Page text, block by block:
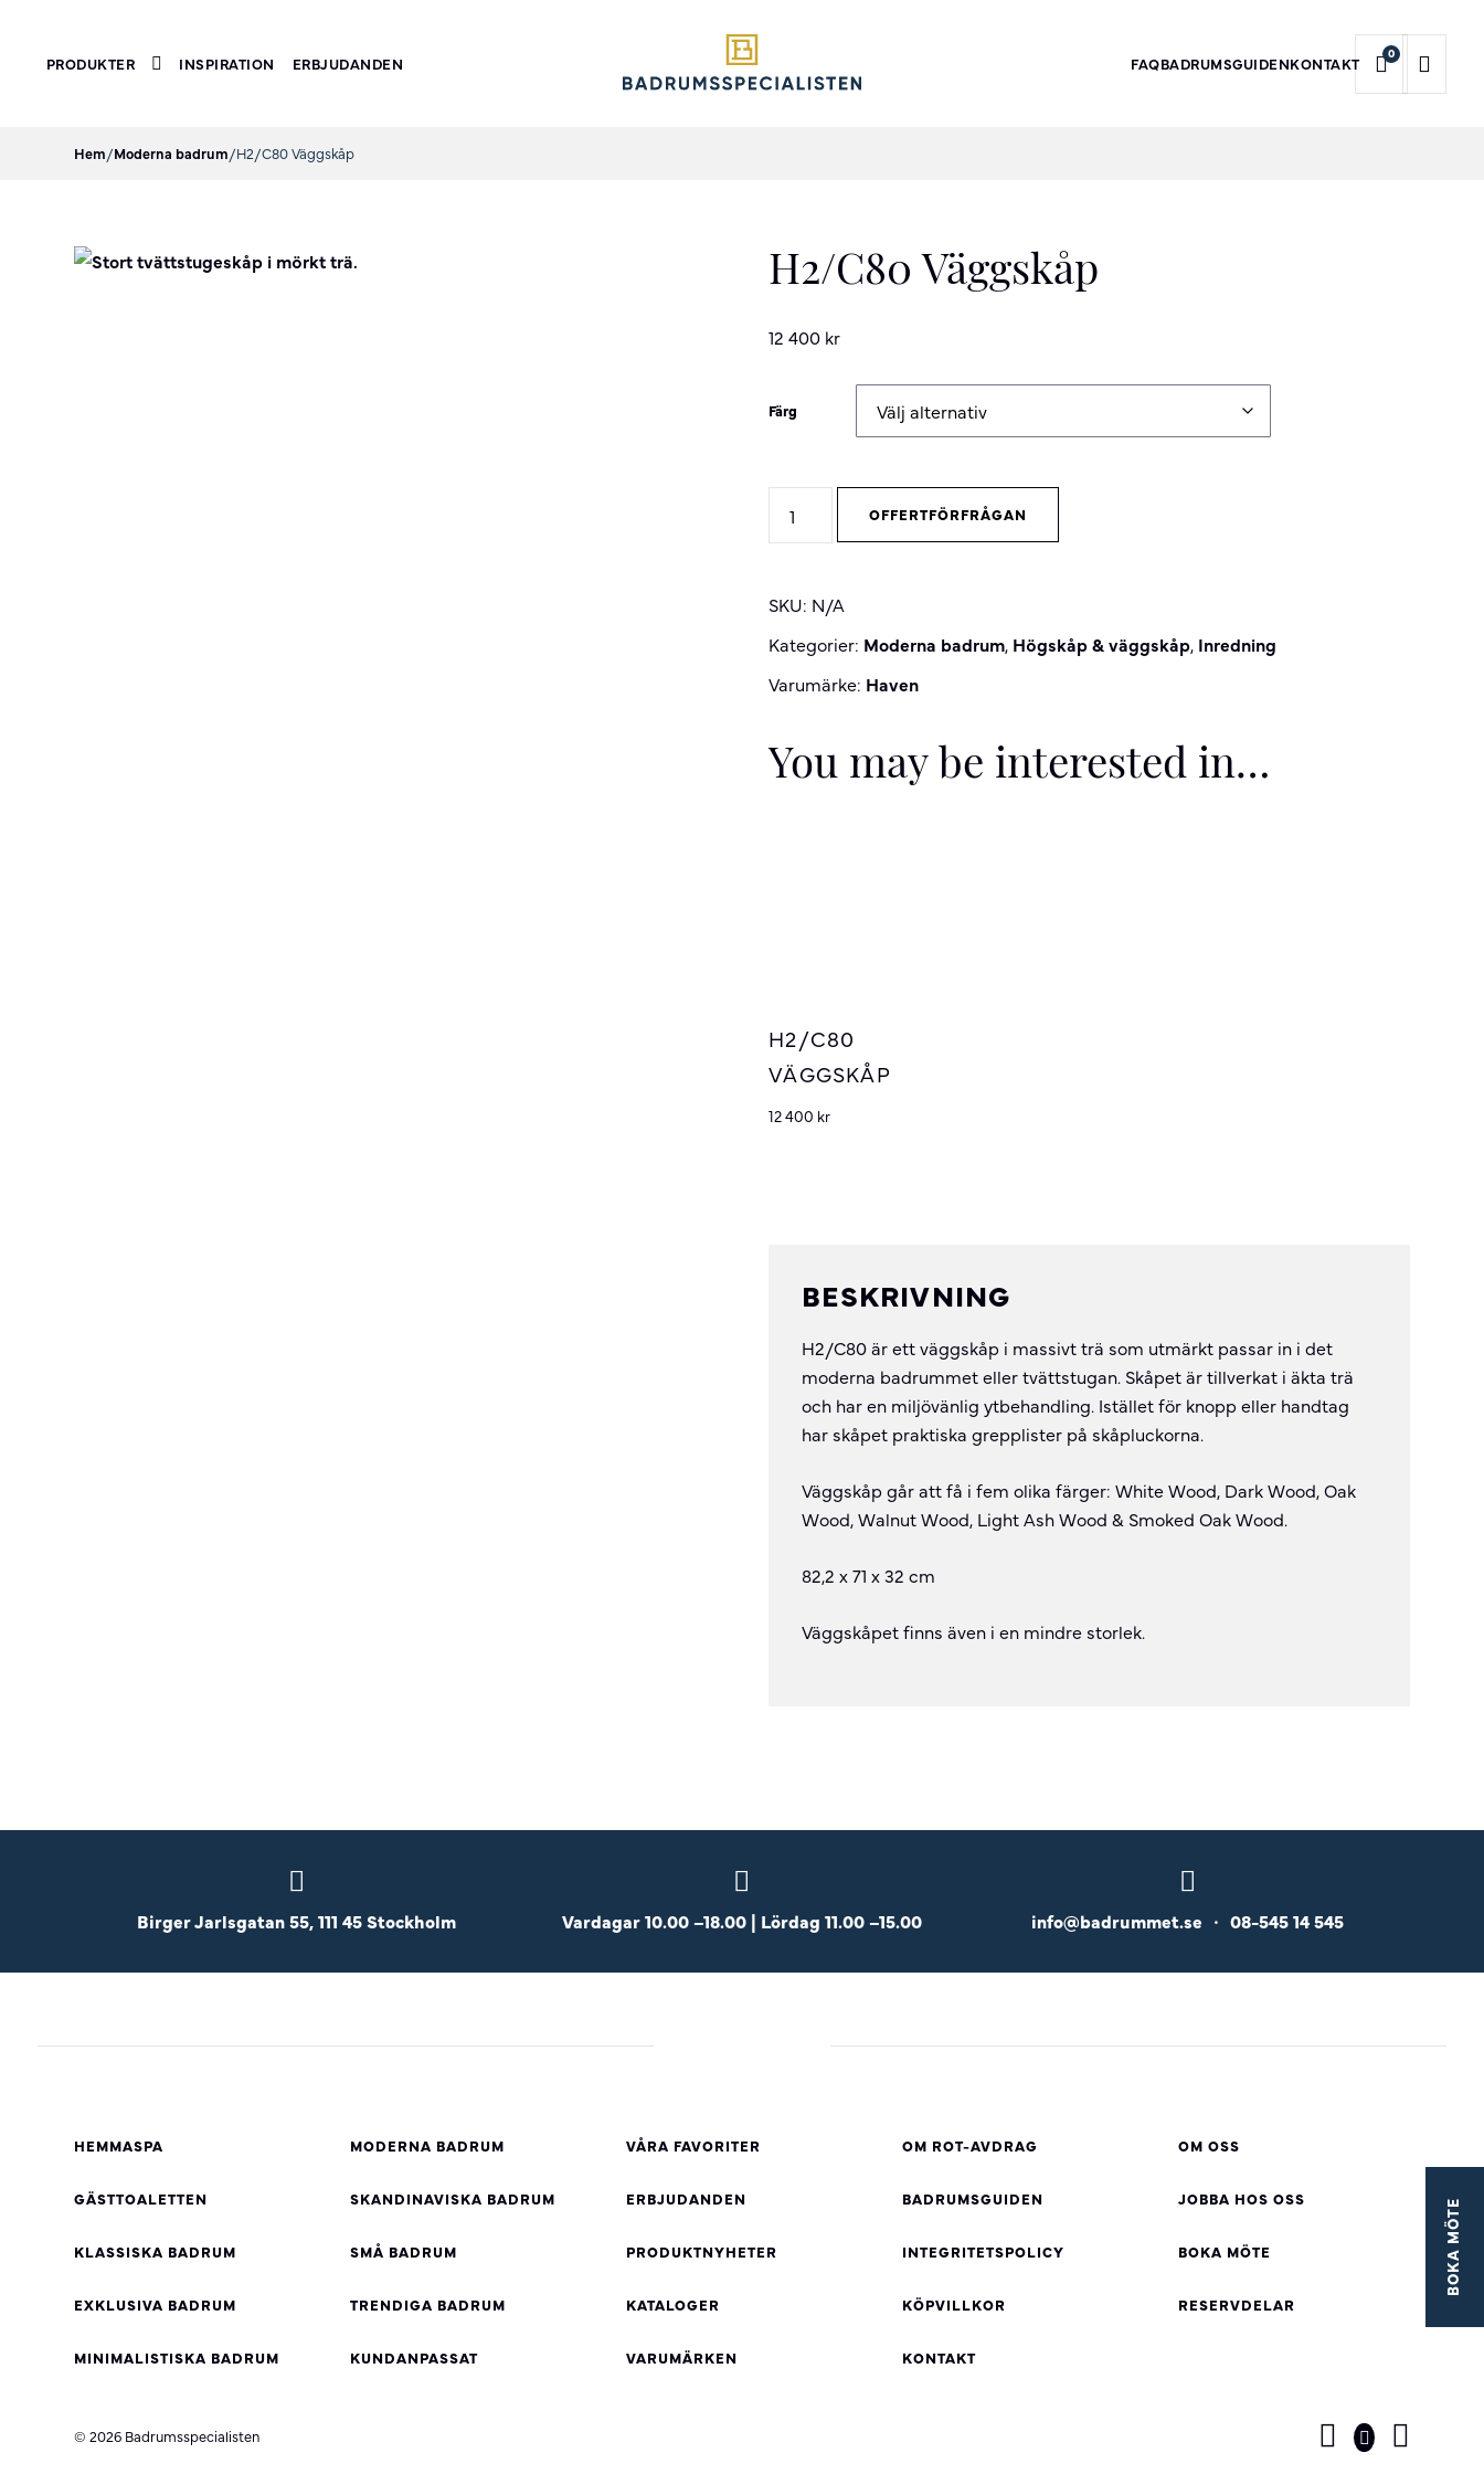
PRODUKTER Toggle submenu
INSPIRATION ERBJUDANDEN FAQBADRUMSGUIDENKONTAKT
0
BOKA MÖTE
Hem/Moderna badrum/H2/C80 Väggskåp
H2/C80 Väggskåp
12 400 kr
Färg
Väggskåp
OFFERTFÖRFRÅGAN
SKU: N/A
Kategorier: Moderna badrum, Högskåp & väggskåp, Inredning
Varumärke: Haven
You may be interested in…
H2/C80
VÄGGSKÅP
12 400 kr
BESKRIVNING
H2/C80 är ett väggskåp i massivt trä som utmärkt passar in i det
moderna badrummet eller tvättstugan. Skåpet är tillverkat i äkta trä
och har en miljövänlig ytbehandling. Istället för knopp eller handtag
har skåpet praktiska grepplister på skåpluckorna.
Väggskåp går att få i fem olika färger: White Wood, Dark Wood, Oak
Wood, Walnut Wood, Light Ash Wood & Smoked Oak Wood.
82,2 x 71 x 32 cm
Väggskåpet finns även i en mindre storlek.
Birger Jarlsgatan 55, 111 45 Stockholm Vardagar 10.00 –18.00 | Lördag 11.00 –15.00 info@badrummet.se • 08-545 14 545
HEMMASPA
GÄSTTOALETTEN
KLASSISKA BADRUM
EXKLUSIVA BADRUM
MINIMALISTISKA BADRUM
MODERNA BADRUM
SKANDINAVISKA BADRUM
SMÅ BADRUM
TRENDIGA BADRUM
KUNDANPASSAT
VÅRA FAVORITER
ERBJUDANDEN
PRODUKTNYHETER
KATALOGER
VARUMÄRKEN
OM ROT-AVDRAG
BADRUMSGUIDEN
INTEGRITETSPOLICY
KÖPVILLKOR
KONTAKT
OM OSS
JOBBA HOS OSS
BOKA MÖTE
RESERVDELAR
© 2026 Badrumsspecialisten